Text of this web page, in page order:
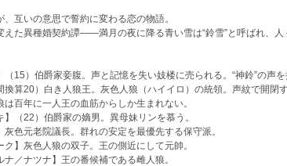
、互いの意思で誓約に変わる恋の物語。
えた異種婚契約譚――満月の夜に降る青い雪は“鈴雪”と呼ばれ、人
（15）伯爵家妾腹。声と記憶を失い妓楼に売られる。“神鈴”の声を
換算20）白き人狼王。灰色人狼（ハイイロ）の統領。声紋で開閉
は百年に一人王の血筋からしか生まれない。
】（22）伯爵家の嫡男。異母妹リンを慕う。
灰色元老院議長。群れの安定を最優先する保守派。
ク】灰色人狼の双子。王の側近にして元帥。
ナ／ナツナ】王の番候補である雌人狼。